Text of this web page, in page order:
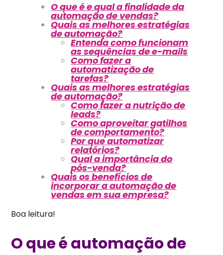
O que é e qual a finalidade da
automação de vendas?
Quais as melhores estratégias
de automação?
Entenda como funcionam
as sequências de e-mails
Como fazer a
automatização de
tarefas?
Quais as melhores estratégias
de automação?
Como fazer a nutrição de
leads?
Como aproveitar gatilhos
de comportamento?
Por que automatizar
relatórios?
Qual a importância do
pós-venda?
Quais os benefícios de
incorporar a automação de
vendas em sua empresa?
Boa leitura!
O que é automação de